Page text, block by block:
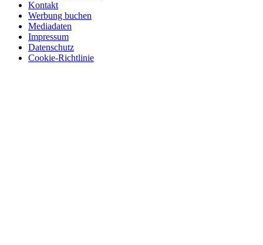
Kontakt
Werbung buchen
Mediadaten
Impressum
Datenschutz
Cookie-Richtlinie